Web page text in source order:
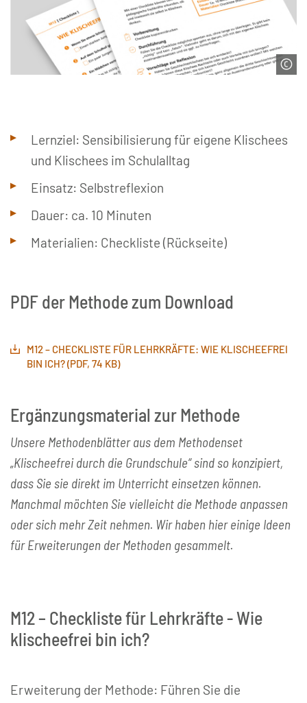
Lernziel: Sensibilisierung für eigene Klischees
und Klischees im Schulalltag
Einsatz: Selbstreflexion
Dauer: ca. 10 Minuten
Materialien: Checkliste (Rückseite)
PDF der Methode zum Download
M12 – CHECKLISTE FÜR LEHRKRÄFTE: WIE KLISCHEEFREI
BIN ICH? (PDF, 74 KB)
Ergänzungsmaterial zur Methode
Unsere Methodenblätter aus dem Methodenset
„Klischeefrei durch die Grundschule“ sind so konzipiert,
dass Sie sie direkt im Unterricht einsetzen können.
Manchmal möchten Sie vielleicht die Methode anpassen
oder sich mehr Zeit nehmen. Wir haben hier einige Ideen
für Erweiterungen der Methoden gesammelt.
M12 – Checkliste für Lehrkräfte - Wie
klischeefrei bin ich?
Erweiterung der Methode: Führen Sie die